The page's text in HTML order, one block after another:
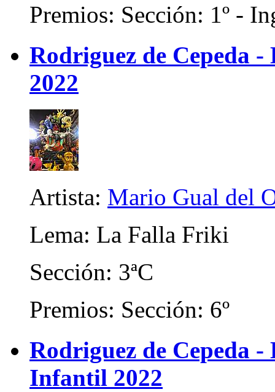
Premios: Sección: 1º -
Rodriguez de Cepeda
2022
Artista: Mario Gual del
Lema: La Falla Friki
Sección: 3ªC
Premios: Sección: 6º
Rodriguez de Cepeda
Infantil 2022